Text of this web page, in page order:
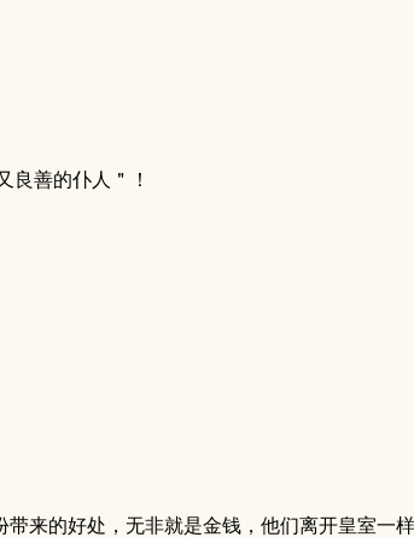
良善的仆人＂！
的好处，无非就是金钱，他们离开皇室一